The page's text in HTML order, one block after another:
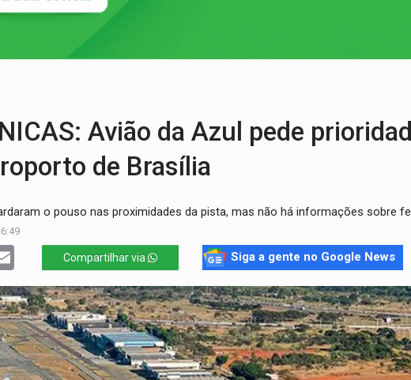
Após quase 30 anos de espera, asfalto chega ao bairro Nova Esperança
de Rondônia estreia na programação do Festival de Dança de Joinville
Avião da Azul pede
de Brasília
o pouso nas proximidades da pista, mas não há informações sobre
Compartilhar via Siga a gente no Google News